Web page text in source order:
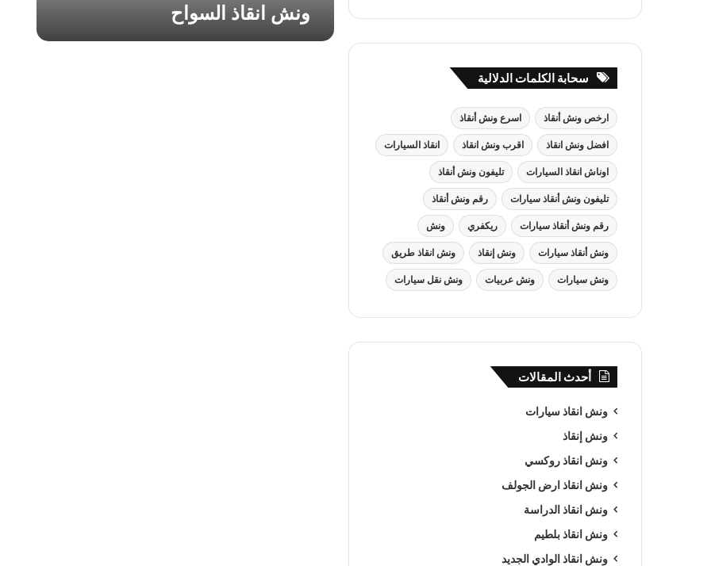
ح
ونش انقاذ السواح
سحابة الكلمات الدلالية
ارخص ونش أنقاذ اسرع ونش أنقاذ
افضل ونش انقاذ اقرب ونش انقاذ انقاذ السيارات
اوناش انقاذ السيارات تليفون ونش أنقاذ
تليفون ونش أنقاذ سيارات رقم ونش أنقاذ
رقم ونش أنقاذ سيارات ريكفري ونش
ونش أنقاذ سيارات ونش إنقاذ ونش انقاذ طريق
ونش سيارات ونش عربيات ونش نقل سيارات
أحدث المقالات
ونش انقاذ سيارات
ونش إنقاذ
ونش انقاذ روكسي
ونش انقاذ ارض الجولف
ونش انقاذ الدراسة
ونش انقاذ بلطيم
ونش انقاذ الوادي الجديد